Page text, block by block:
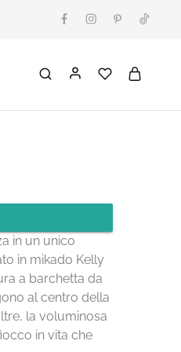
in un unico
in mikado Kelly
a barchetta da
al centro della
la voluminosa
in vita che